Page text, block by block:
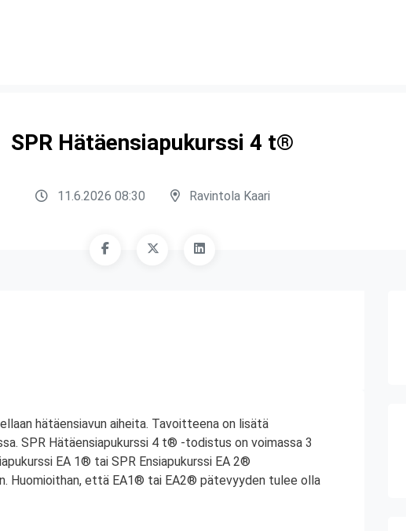
SPR Hätäensiapukurssi 4 t®
11.6.2026 08:30 Ravintola Kaari
hätäensiavun aiheita. Tavoitteena on lisätä
SPR Hätäensiapukurssi 4 t® -todistus on voimassa 3
EA 1® tai SPR Ensiapukurssi EA 2®
Huomioithan, että EA1® tai EA2® pätevyyden tulee olla